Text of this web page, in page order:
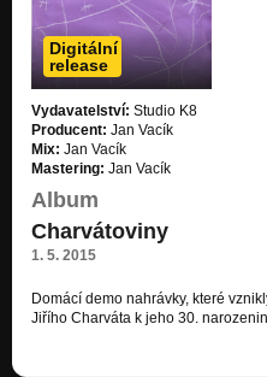
Pozdrav z matrixu (demo 2017)
Nezařazeno
Astronaut (AIRBAG - demo 2018)
Nezařazeno
Balada z benzínových hadrů
Poslední Paříž - experiment 2016
Nezařazeno
Grotesky
Charvátoviny
Digitální
release
Vydavatelství: Studio K8
Producent: Jan Vacík
Mix: Jan Vacík
Mastering: Jan Vacík
Album
Charvátoviny
1. 5. 2015
Domácí demo nahrávky, které
Jiřího Charváta k jeho 30.